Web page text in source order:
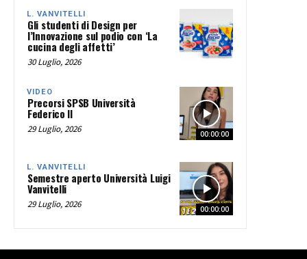
L. VANVITELLI
Gli studenti di Design per
l’Innovazione sul podio con ‘La
cucina degli affetti’
30 Luglio, 2026
00:00:00
VIDEO
Precorsi SPSB Università
Federico II
29 Luglio, 2026
00:00:00
L. VANVITELLI
Semestre aperto Università Luigi
Vanvitelli
29 Luglio, 2026